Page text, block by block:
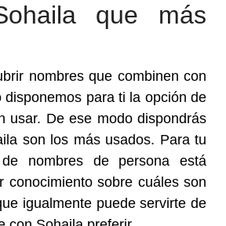
que más
nombres que combinen con
para ti la opción de
usar. De ese modo dispondrás
son los más usados. Para tu
nombres de persona está
sobre cuáles son
igualmente puede servirte de